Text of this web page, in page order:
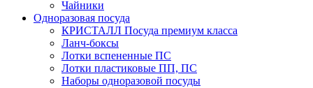
Чайники
Одноразовая посуда
КРИСТАЛЛ Посуда премиум класса
Ланч-боксы
Лотки вспененные ПС
Лотки пластиковые ПП, ПС
Наборы одноразовой посуды